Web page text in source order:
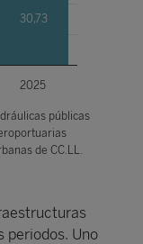
30,73
públicas
de CC.LL.
2025
periodos. Uno